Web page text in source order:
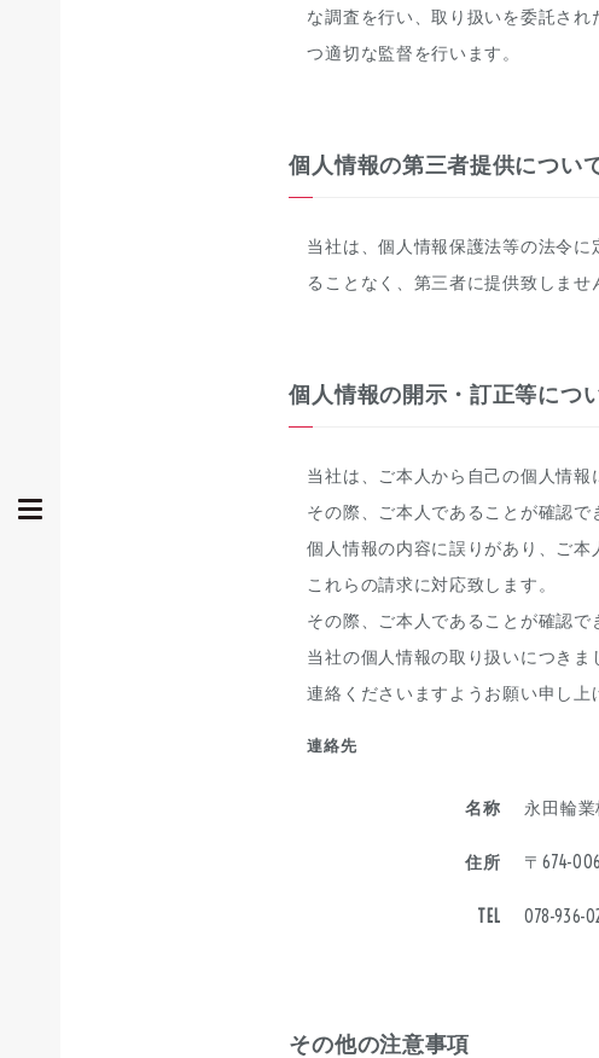
な調査を行い、取り扱いを委託さ
つ適切な監督を行います。
個人情報の第三者提供につい
当社は、個人情報保護法等の法令
ることなく、第三者に提供致しませ
個人情報の開示・訂正等につ
当社は、ご本人から自己の個人情報
その際、ご本人であることが確認で
個人情報の内容に誤りがあり、ご
これらの請求に対応致します。
その際、ご本人であることが確認で
当社の個人情報の取り扱いにつき
連絡くださいますようお願い申し上
連絡先
名称 永田輪
住所 〒674-
TEL 078-936-
その他の注意事項